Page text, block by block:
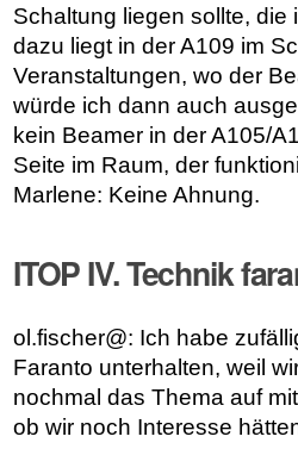
Schaltung liegen sollte, die
dazu liegt in der A109 im
Veranstaltungen, wo der
würde ich dann auch
kein Beamer in der A105/
Seite im Raum, der
Marlene: Keine Ahnung.
ITOP IV. Technik
ol.fischer@: Ich habe
Faranto unterhalten, weil
nochmal das Thema auf
ob wir noch Interesse